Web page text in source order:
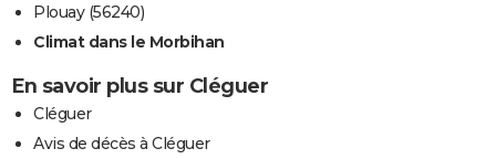
Plouay (56240)
Climat dans le Morbihan
En savoir plus sur Cléguer
Cléguer
Avis de décès à Cléguer